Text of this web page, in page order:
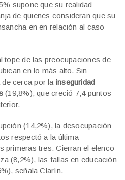
supone que su realidad
de quienes consideran que su
en en relación al caso
tope de las preocupaciones de
en lo más alto. Sin
cerca por la inseguridad
(19,8%), que creció 7,4 puntos
(14,2%), la desocupación
respectó a la última
primeras tres. Cierran el elenco
(8,2%), las fallas en educación
señala Clarín.